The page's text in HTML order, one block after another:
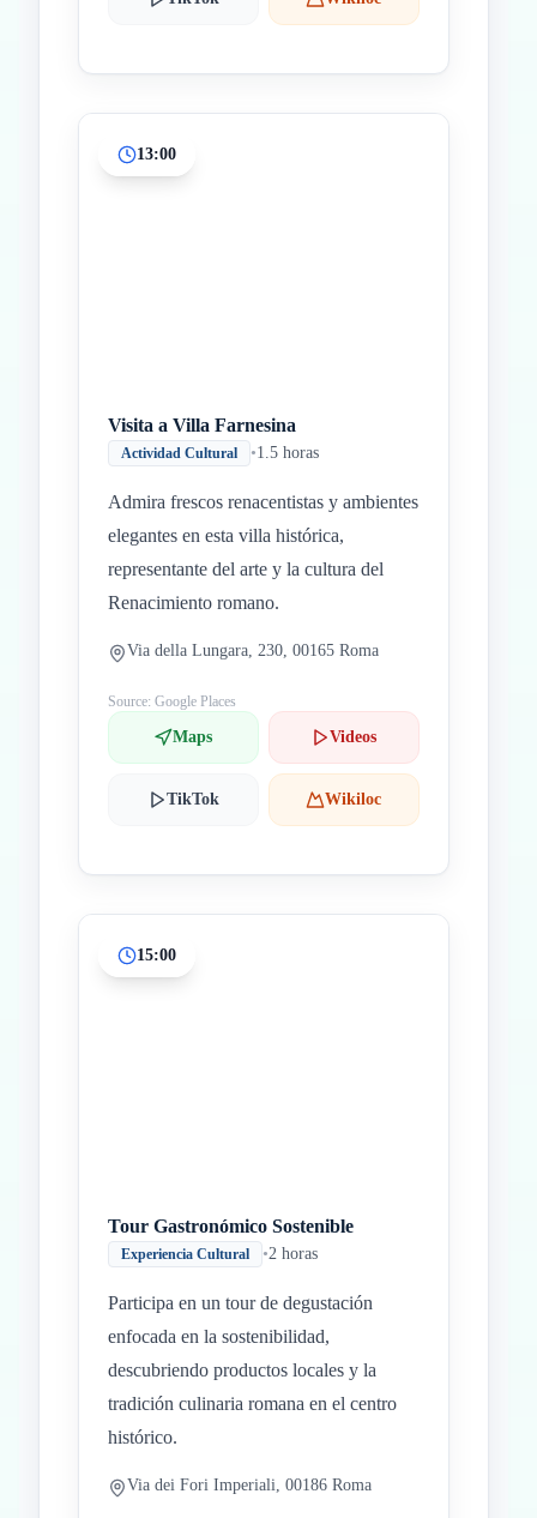
13:00
Visita a Villa Farnesina
Actividad Cultural •1.5 horas
Admira frescos renacentistas y ambientes
elegantes en esta villa histórica,
representante del arte y la cultura del
Renacimiento romano.
Via della Lungara, 230, 00165 Roma
Source: Google Places
Maps Videos
TikTok Wikiloc
15:00
Tour Gastronómico Sostenible
Experiencia Cultural •2 horas
Participa en un tour de degustación
enfocada en la sostenibilidad,
descubriendo productos locales y la
tradición culinaria romana en el centro
histórico.
Via dei Fori Imperiali, 00186 Roma